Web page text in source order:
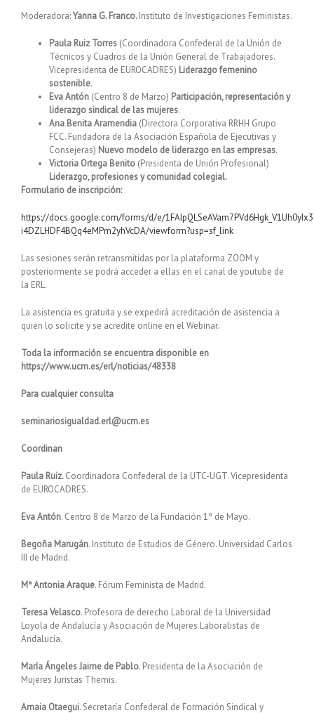
Moderadora:Yanna G. Franco.Instituto de Investigaciones Feministas.
Paula Ruiz Torres (Coordinadora Confederal de la Unión de
Técnicos y Cuadros de la Unión General de Trabajadores.
Vicepresidenta de EUROCADRES) Liderazgo femenino
sostenible.
Eva Antón (Centro 8 de Marzo) Participación, representación y
liderazgo sindical de las mujeres.
Ana Benita Aramendia (Directora Corporativa RRHH Grupo
FCC. Fundadora de la Asociación Española de Ejecutivas y
Consejeras) Nuevo modelo de liderazgo en las empresas.
Victoria Ortega Benito (Presidenta de Unión Profesional)
Liderazgo, profesiones y comunidad colegial.
Formulario de inscripción:
https://docs.google.com/forms/d/e/
i4DZLHDF4BQq4eMPm2yhVcDA/viewform?usp=sf_link
Las sesiones serán retransmitidas por la plataforma ZOOM y
posteriormente se podrá acceder a ellas en el canal de youtube de
la ERL.
La asistencia es gratuita y se expedirá acreditación de asistencia a
quien lo solicite y se acredite online en el Webinar.
Toda la información se encuentra disponible en
https://www.ucm.es/erl/noticias/48338
Para cualquier consulta
seminariosigualdad.erl@ucm.es
Coordinan
Paula Ruiz.Coordinadora Confederal de la UTC-UGT. Vicepresidenta
de EUROCADRES.
Eva Antón. Centro 8 de Marzo de la Fundación 1º de Mayo.
Begoña Marugán. Instituto de Estudios de Género. Universidad Carlos
III de Madrid.
Mª Antonia Araque. Fórum Feminista de Madrid.
Teresa Velasco. Profesora de derecho Laboral de la Universidad
Loyola de Andalucía y Asociación de Mujeres Laboralistas de
Andalucía.
María Ángeles Jaime de Pablo. Presidenta de la Asociación de
Mujeres Juristas Themis.
Amaia Otaegui. Secretaría Confederal de Formación Sindical y